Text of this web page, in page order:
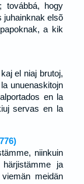
továbbá, hogy
elsõ
a kik
el niaj brutoj,
unuenaskitojn
en la
servas en la
niinkuin
ja
meidän